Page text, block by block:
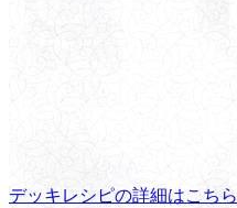
デッキレシピの詳細はこちら